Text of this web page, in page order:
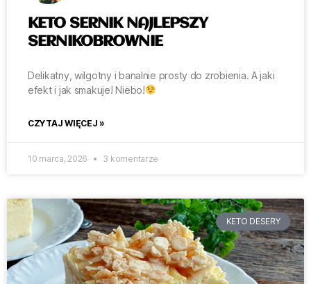
KETO SERNIK NAJLEPSZY
SERNIKOBROWNIE
Delikatny, wilgotny i banalnie prosty do zrobienia. A jaki
efekt i jak smakuje! Niebo!
CZYTAJ WIĘCEJ »
10 marca, 2026 3 komentarze
KETO DESERY